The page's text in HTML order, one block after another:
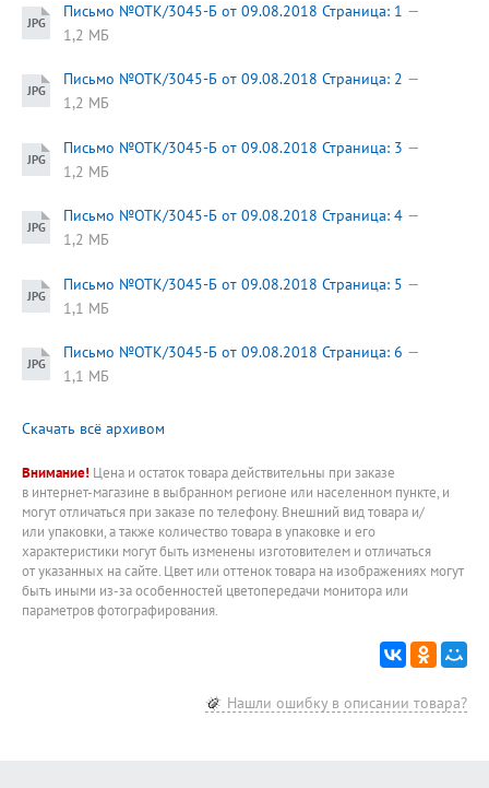
Письмо №ОТК/3045-Б от 09.08.2018 Страница: 1
1,2 МБ
Письмо №ОТК/3045-Б от 09.08.2018 Страница: 2
1,2 МБ
Письмо №ОТК/3045-Б от 09.08.2018 Страница: 3
1,2 МБ
Письмо №ОТК/3045-Б от 09.08.2018 Страница: 4
1,2 МБ
Письмо №ОТК/3045-Б от 09.08.2018 Страница: 5
1,1 МБ
Письмо №ОТК/3045-Б от 09.08.2018 Страница: 6
1,1 МБ
Скачать всё архивом
Внимание! Цена и остаток товара действительны при заказе
в интернет-магазине в выбранном регионе или населенном пункте, и
могут отличаться при заказе по телефону. Внешний вид товара и/
или упаковки, а также количество товара в упаковке и его
характеристики могут быть изменены изготовителем и отличаться
от указанных на сайте. Цвет или оттенок товара на изображениях могут
быть иными из-за особенностей цветопередачи монитора или
параметров фотографирования.
Нашли ошибку в описании товара?